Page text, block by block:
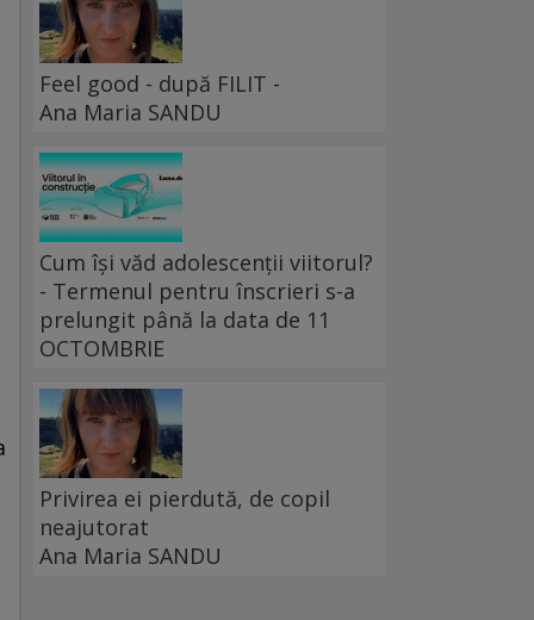
Feel good - după FILIT -
Ana Maria SANDU
Cum își văd adolescenții viitorul?
- Termenul pentru înscrieri s-a
prelungit până la data de 11
OCTOMBRIE
Privirea ei pierdută, de copil
neajutorat
Ana Maria SANDU